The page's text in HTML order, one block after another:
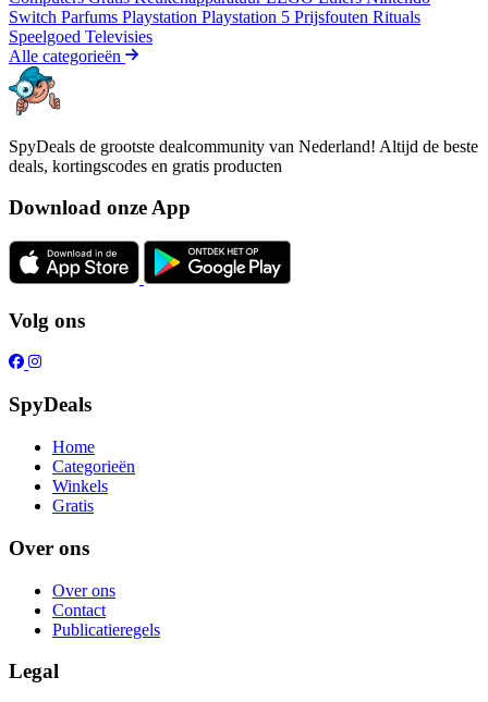
Switch Parfums Playstation Playstation 5 Prijsfouten Rituals
Speelgoed Televisies
Alle categorieën
SpyDeals de grootste dealcommunity van Nederland! Altijd de beste
deals, kortingscodes en gratis producten
Download onze App
Volg ons
SpyDeals
Home
Categorieën
Winkels
Gratis
Over ons
Over ons
Contact
Publicatieregels
Legal